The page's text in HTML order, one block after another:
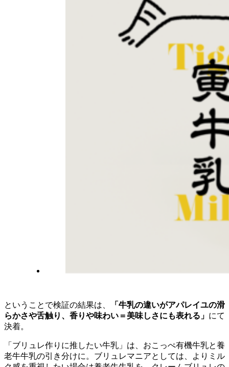
ということで検証の結果は、
「牛乳の違いがアパレイユの滑
らかさや舌触り、香りや味わい＝美味しさにも表れる」 にて
決着。
「ブリュレ作りに推したい牛乳」は、おこっぺ有機牛乳と養
老牛牛乳の引き分けに。ブリュレマニアとしては、よりミル